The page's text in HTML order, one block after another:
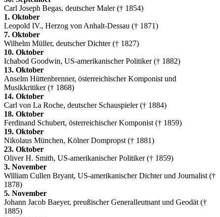
Carl Joseph Begas, deutscher Maler († 1854)
1. Oktober
Leopold IV., Herzog von Anhalt-Dessau († 1871)
7. Oktober
Wilhelm Müller, deutscher Dichter († 1827)
10. Oktober
Ichabod Goodwin, US-amerikanischer Politiker († 1882)
13. Oktober
Anselm Hüttenbrenner, österreichischer Komponist und
Musikkritiker († 1868)
14. Oktober
Carl von La Roche, deutscher Schauspieler († 1884)
18. Oktober
Ferdinand Schubert, österreichischer Komponist († 1859)
19. Oktober
Nikolaus München, Kölner Dompropst († 1881)
23. Oktober
Oliver H. Smith, US-amerikanischer Politiker († 1859)
3. November
William Cullen Bryant, US-amerikanischer Dichter und Journalist (†
1878)
5. November
Johann Jacob Baeyer, preußischer Generalleutnant und Geodät (†
1885)